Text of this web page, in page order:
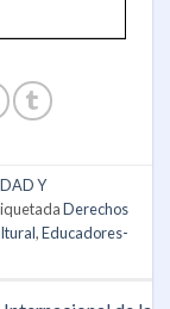
Y
Derechos
,Educadores-